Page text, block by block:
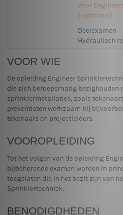
voor
(optioneel)
Deelexamen
Hydraulisch
VOOR WIE
De opleiding Engineer
die zich beroepsmatig bezighouden
sprinklerinstallaties, zoals
preventisten werkzaam bij
tekenaars en projectleiders.
VOOROPLEIDING
Tot het volgen van de opleiding
bijbehorende examen worden in
toegelaten die in het bezit zijn van
Sprinklertechniek.
BENODIGDHEDEN